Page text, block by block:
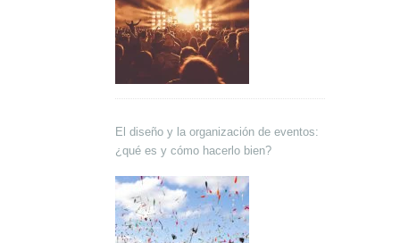
El diseño y la organización de eventos:
¿qué es y cómo hacerlo bien?